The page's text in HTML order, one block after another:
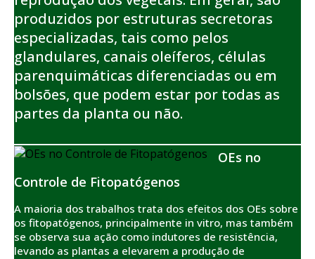
produzidos por estruturas secretoras
especializadas, tais como pelos
glandulares, canais oleíferos, células
parenquimáticas diferenciadas ou em
bolsões, que podem estar por todas as
partes da planta ou não.
OEs no
Controle de Fitopatógenos
A maioria dos trabalhos trata dos efeitos dos OEs sobre
os fitopatógenos, principalmente in vitro, mas também
se observa sua ação como indutores de resistência,
levando as plantas a elevarem a produção de